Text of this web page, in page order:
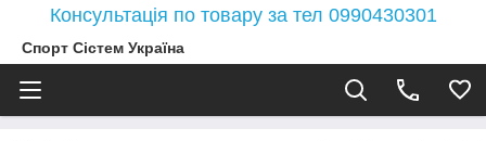
Консультація по товару за тел 0990430301
Спорт Сістем Україна